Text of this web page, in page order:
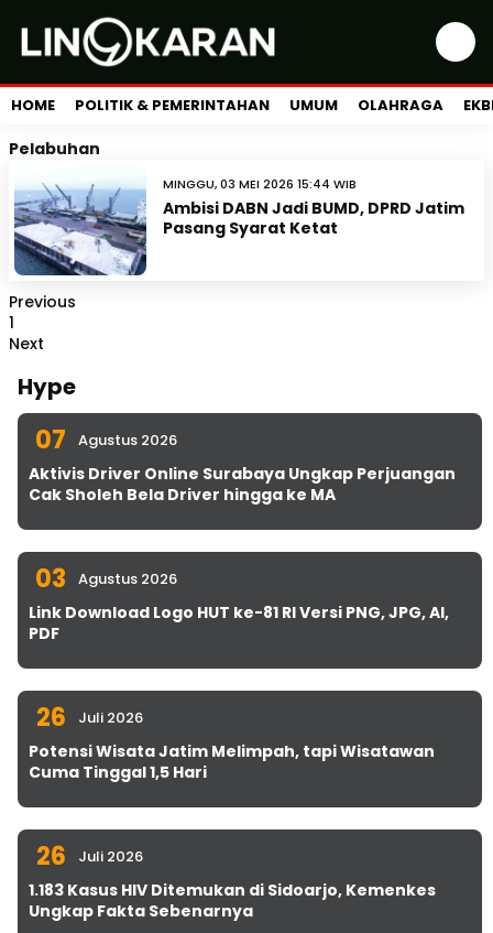
HOME POLITIK & PEMERINTAHAN UMUM OLAHRAGA
Pelabuhan
MINGGU, 03 MEI 2026 15:44 WIB
Ambisi DABN Jadi BUMD, DPRD Jatim
Pasang Syarat Ketat
Previous
1
Next
Hype
07 Agustus 2026
Aktivis Driver Online Surabaya Ungkap Perjuangan
Cak Sholeh Bela Driver hingga ke MA
03 Agustus 2026
Link Download Logo HUT ke-81 RI Versi PNG, JPG, AI,
PDF
26 Juli 2026
Potensi Wisata Jatim Melimpah, tapi Wisatawan
Cuma Tinggal 1,5 Hari
26 Juli 2026
1.183 Kasus HIV Ditemukan di Sidoarjo, Kemenkes
Ungkap Fakta Sebenarnya